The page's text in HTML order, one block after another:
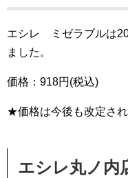
エシレ ミゼラブルは
ました。
価格：918円(税込)
★価格は今後も改定され
エシレ丸ノ